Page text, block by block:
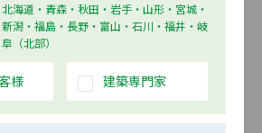
北海道・青森・秋田・岩手・山形・宮城・
新潟・福島・長野・富山・石川・福井・岐
阜（北部）
様 建築専門家